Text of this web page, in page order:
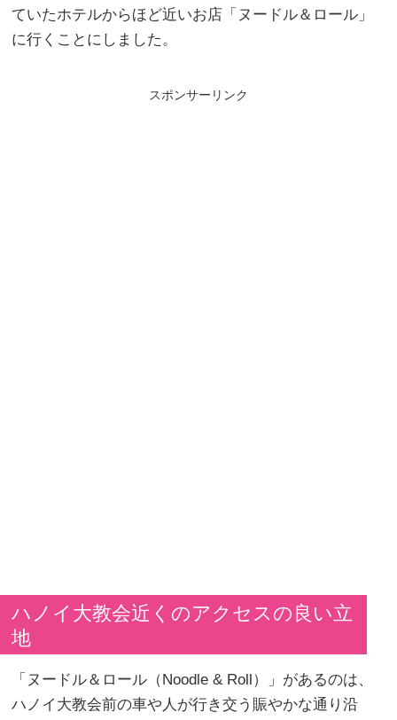
ていたホテルからほど近いお店「ヌードル＆ロール」
に行くことにしました。
スポンサーリンク
ハノイ大教会近くのアクセスの良い立
地
「ヌードル＆ロール（Noodle & Roll）」があるのは、
ハノイ大教会前の車や人が行き交う賑やかな通り沿